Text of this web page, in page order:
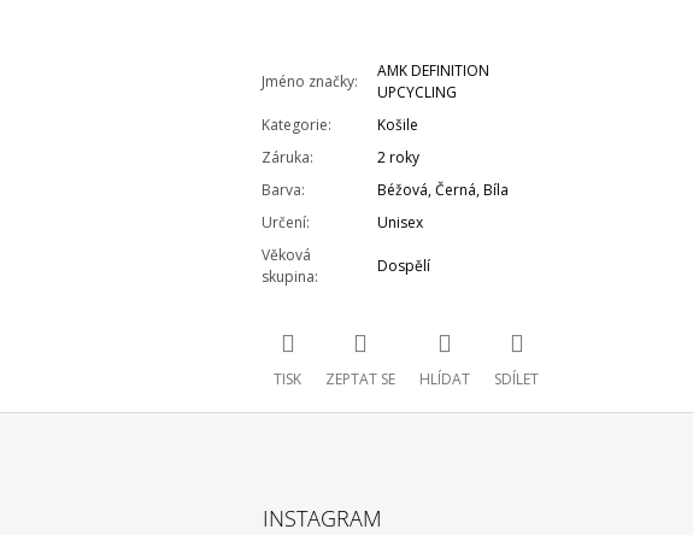
Jméno značky:
AMK DEFINITION
UPCYCLING
Kategorie:
Košile
Záruka:
2 roky
Barva: Béžová,Černá,Bíla
Určení:
Unisex
Věková
skupina:
Dospělí
TISK ZEPTAT SE HLÍDAT SDÍLET
INSTAGRAM